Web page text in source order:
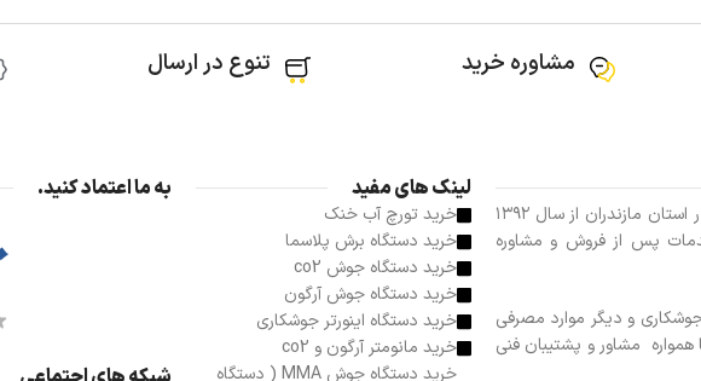
مشاوره خرید تنوع در ارسال
فروشگاه آذین جوش بعنوان نماینده فعال شرکت های گام الکتریک و جوشا در استان مازندران از سال ۱۳۹۲
پس از فروش و مشاوره
و دیگر موارد مصرفی
مشاور و پشتیبان فنی
لینک های مفید
خرید تورچ آب خنک
خرید دستگاه برش پلاسما
خرید دستگاه جوش co2
خرید دستگاه جوش آرگون
خرید دستگاه اینورتر جوشکاری
خرید مانومتر آرگون و co2
خرید دستگاه جوش MMA ( دستگاه
به ما اعتماد کنید.